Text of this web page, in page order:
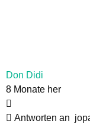
Don Didi
8 Monate her
Antworten an